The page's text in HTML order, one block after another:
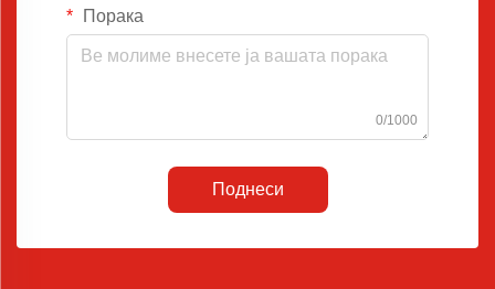
Порака
0/1000
Поднеси